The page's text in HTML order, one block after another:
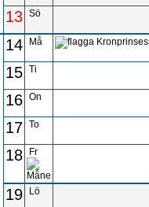
13 Sö
14 Må
15 Ti
16 On
17 To
18 Fr
19 Lö